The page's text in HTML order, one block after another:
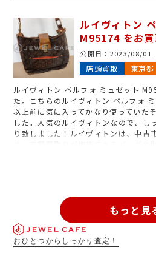
ます！
ルイヴィトン ペルフォ ミュゼット
M95174 をお
公開日： 2023/08/01
店頭買取 東京都
ルイヴィトン ペルフォ ミュゼット
た。こちらのルイヴィトン ペルフォ
以上前に気に入ってかなり使っていた
した。人気のルイヴィトンなので、し
り致しました！ルイヴィトンは、中古
め、高額買取りが期待できるバッグ
品がある場合は一緒にお持ちいただ
もっと見
おひとつからしっかり査定！